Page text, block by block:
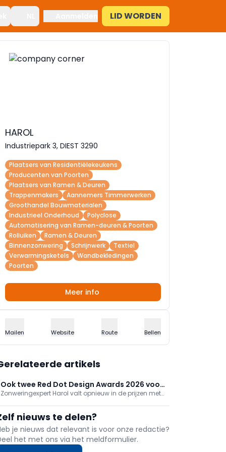
LID WORDEN
HAROL
Industriepark 3, DIEST 3290
Plaatsers van Residentiëlekeukens
Producenten van Poorten
Plaatsers van Ramen & Deuren
Trappenmakers
Aannemers Timmerwerken
Groothandel Bouwmaterialen
Industrieel Onderhoud
Polyclose
Automatisering van Ramen-deuren & Poorten
Rolluiken
Ramen & Deuren
Binnenzonwering
Schrijnwerk
Textiel
Verwarmingsketels
Wandbekledingen
Poorten
Meer info
Mailen Website Route Bellen
artikels
Ook twee Red Dot Design Awards 2026 voor
Harol
Zonweringexpert Harol valt opnieuw in de prijzen met
bekroond met het gerenommeerde Red Dot-label.
nieuws te delen?
je nieuws dat relevant is voor onze redactie?
het met ons via het meldformulier.